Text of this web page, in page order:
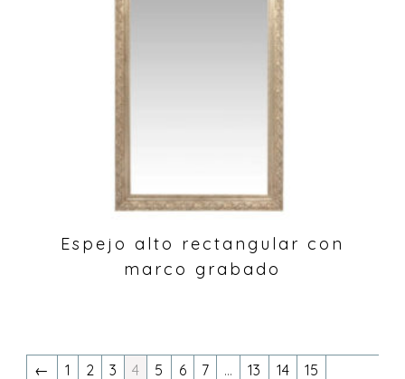
Espejo alto rectangular con
marco grabado
← 1 2 3 4 5 6 7 … 13 14
15